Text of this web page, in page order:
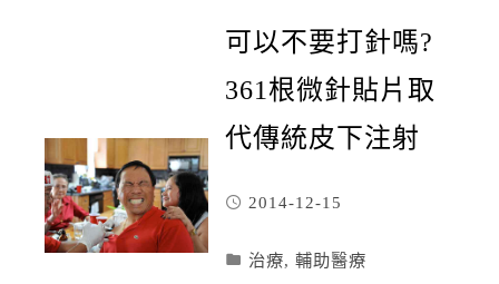
可以不要打針嗎?
361根微針貼片取
代傳統皮下注射
2014-12-15
治療, 輔助醫療